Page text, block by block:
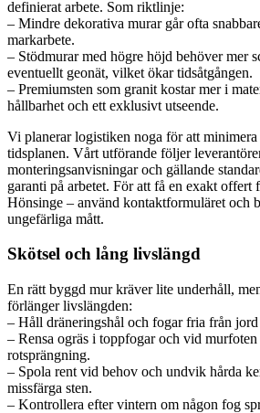
definierat arbete. Som riktlinje:
– Mindre dekorativa murar går ofta
markarbete.
– Stödmurar med högre höjd behöver mer
eventuellt geonät, vilket ökar tidsåtgången.
– Premiumsten som granit kostar mer i
hållbarhet och ett exklusivt utseende.
Vi planerar logistiken noga för att
tidsplanen. Vårt utförande följer
monteringsanvisningar och gällande
garanti på arbetet. För att få en exakt offert
Hönsinge – använd kontaktformuläret och
ungefärliga mått.
Skötsel och lång livslängd
En rätt byggd mur kräver lite underhåll,
förlänger livslängden:
– Håll dräneringshål och fogar fria från
– Rensa ogräs i toppfogar och vid
rotsprängning.
– Spola rent vid behov och undvik hårda
missfärga sten.
– Kontrollera efter vintern om någon fog